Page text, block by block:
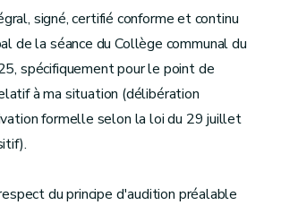
signé, certifié conforme et continu
de la séance du Collège communal du
spécifiquement pour le point de
à ma situation (délibération
formelle selon la loi du 29 juillet
du principe d'audition préalable